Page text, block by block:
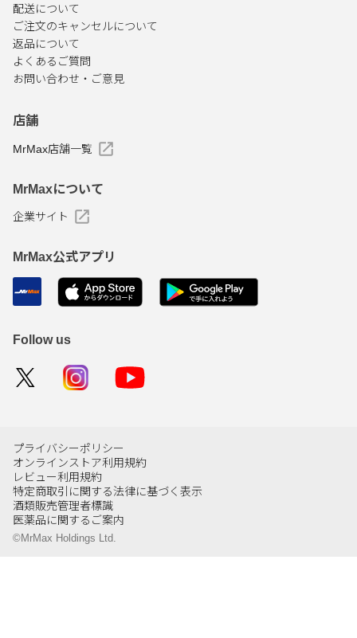
配送について
ご注文のキャンセルについて
返品について
よくあるご質問
お問い合わせ・ご意見
店舗
MrMax店舗一覧
MrMaxについて
企業サイト
MrMax公式アプリ
Follow us
プライバシーポリシー
オンラインストア利用規約
レビュー利用規約
特定商取引に関する法律に基づく表示
酒類販売管理者標識
医薬品に関するご案内
©MrMax Holdings Ltd.